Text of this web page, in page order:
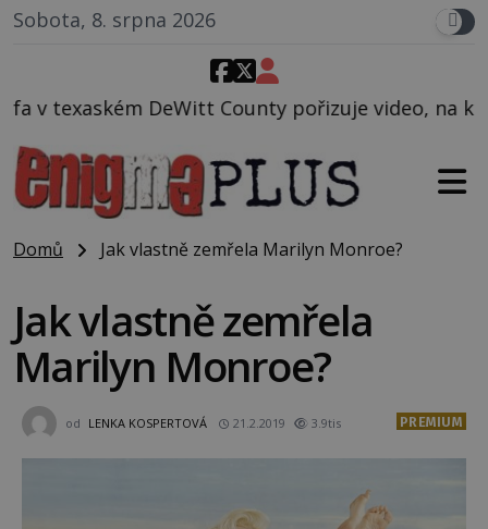
Sobota, 8. srpna 2026
pořizuje video, na kterém před jeho
Domů Jak vlastně zemřela Marilyn Monroe?
Jak vlastně zemřela
Marilyn Monroe?
od LENKA KOSPERTOVÁ 21.2.2019 3.9tis PREMIUM